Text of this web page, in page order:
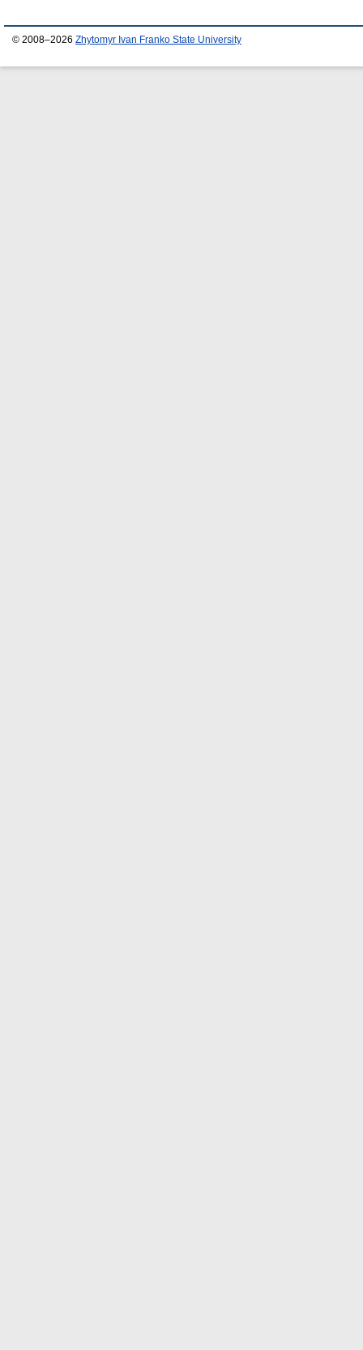
© 2008–2026 Zhytomyr Ivan Franko State University